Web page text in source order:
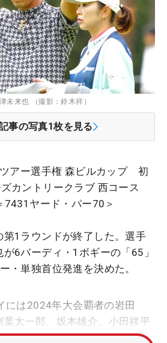
未来也 （撮影：鈴木祥）
事の写真1枚を見る
ツアー選手権 森ビルカップ 初
カントリークラブ 西コース
7431ヤード・パー70＞
第1ラウンドが終了した。選手
6バーディ・1ボギーの「65」
・単独首位発進を決めた。
には2024年大会覇者の岩田
太一郎、坂本雄介、小田祥平